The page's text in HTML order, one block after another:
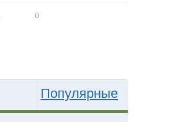
0
Популярные